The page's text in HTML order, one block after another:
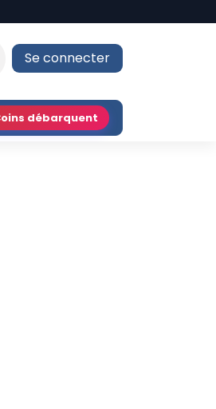
Se connecter
débarquent